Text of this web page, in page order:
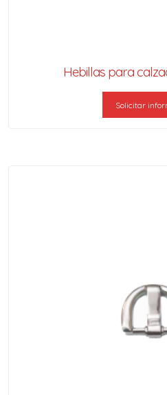
Hebillas para
Solicitar